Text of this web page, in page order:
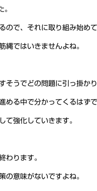
。
ので、それに取り組み始めて
縄ではいきませんよね。
うでどの問題に引っ掛かり
める中で分かってくるはずで
て強化していきます。
わります。
の意味がないですよね。